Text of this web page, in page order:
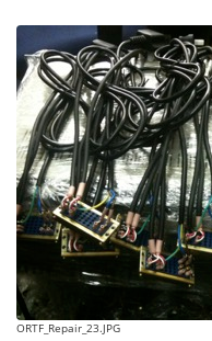
ORTF_Repair_23.JPG